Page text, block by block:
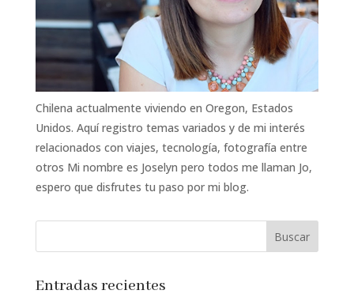
Chilena actualmente viviendo en Oregon, Estados
Unidos. Aquí registro temas variados y de mi interés
relacionados con viajes, tecnología, fotografía entre
otros Mi nombre es Joselyn pero todos me llaman Jo,
espero que disfrutes tu paso por mi blog.
Entradas recientes